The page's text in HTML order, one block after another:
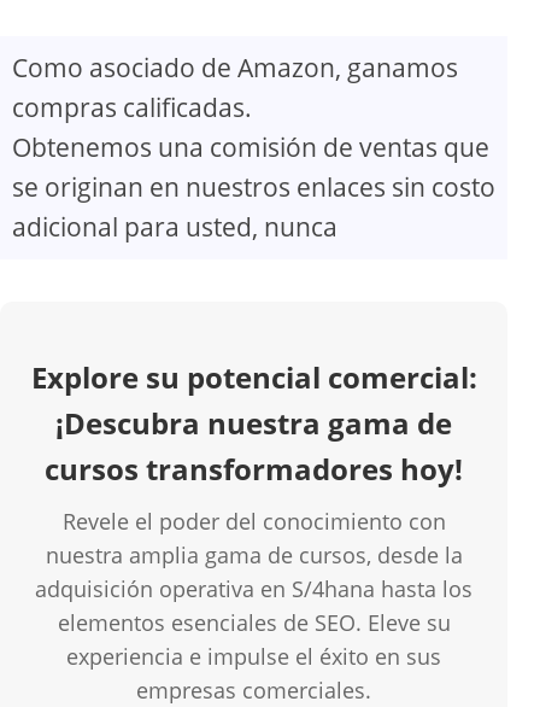
V
i
d
o
Como asociado de Amazon, ganamos
compras calificadas.
Obtenemos una comisión de ventas que
se originan en nuestros enlaces sin costo
adicional para usted, nunca
Explore su potencial comercial:
¡Descubra nuestra gama de
cursos transformadores hoy!
Revele el poder del conocimiento con
nuestra amplia gama de cursos, desde la
adquisición operativa en S/4hana hasta los
elementos esenciales de SEO. Eleve su
experiencia e impulse el éxito en sus
empresas comerciales.